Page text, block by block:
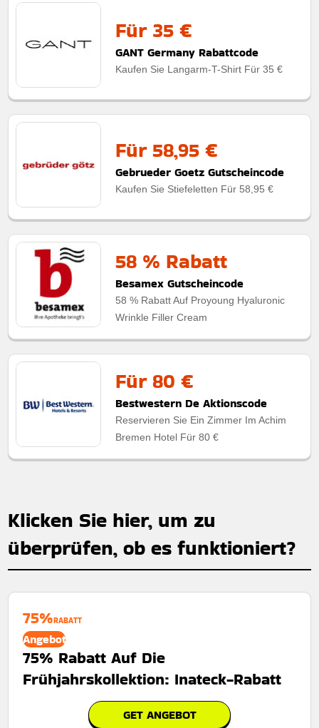
Für 35 €
GANT Germany Rabattcode
Kaufen Sie Langarm-T-Shirt Für 35 €
Für 58,95 €
Gebrueder Goetz Gutscheincode
Kaufen Sie Stiefeletten Für 58,95 €
58 % Rabatt
Besamex Gutscheincode
58 % Rabatt Auf Proyoung Hyaluronic
Wrinkle Filler Cream
Für 80 €
Bestwestern De Aktionscode
Reservieren Sie Ein Zimmer Im Achim
Bremen Hotel Für 80 €
Klicken Sie hier, um zu
überprüfen, ob es funktioniert?
75%RABATT
Angebot
75% Rabatt Auf Die
Frühjahrskollektion: Inateck-Rabatt
GET ANGEBOT